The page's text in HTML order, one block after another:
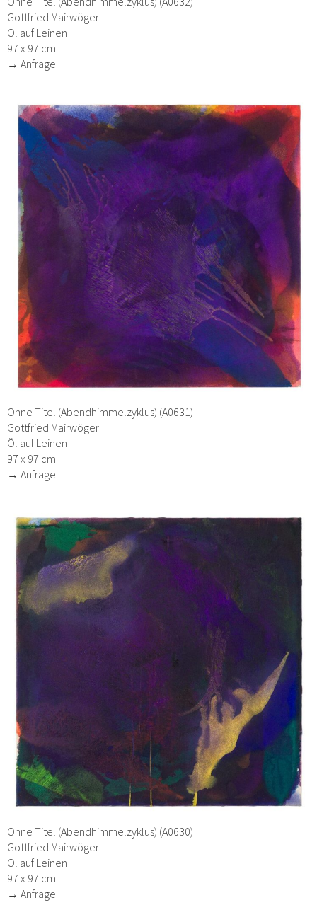
Gottfried Mairwöger
Öl auf Leinen
97 x 97 cm
→ Anfrage
Ohne Titel (Abendhimmelzyklus) (A0631)
Gottfried Mairwöger
Öl auf Leinen
97 x 97 cm
→ Anfrage
Ohne Titel (Abendhimmelzyklus) (A0630)
Gottfried Mairwöger
Öl auf Leinen
97 x 97 cm
→ Anfrage